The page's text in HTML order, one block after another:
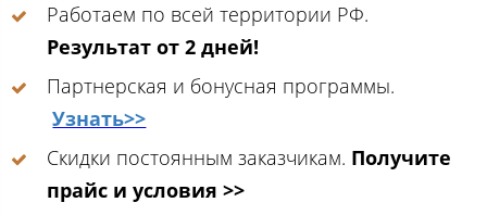
Работаем по всей территории РФ.
Результат от 2 дней!
Партнерская и бонусная программы.
Узнать>>
Скидки постоянным заказчикам. Получите
прайс и условия >>